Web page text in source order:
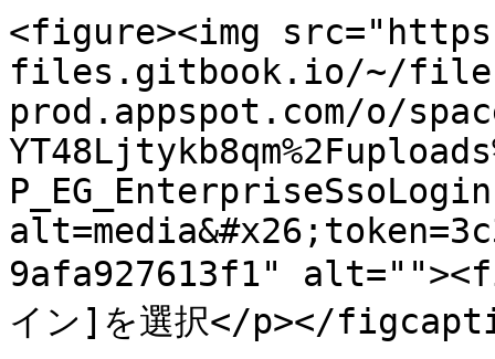
<figure><img
files.gitbook.io/~/
prod.appspot.com/o/
9afa927613f1"
イン]を選択</p></